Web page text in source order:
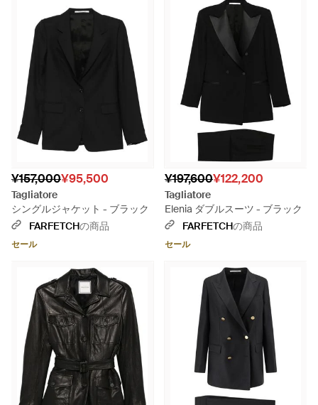
¥157,000¥95,500
Tagliatore
シングルジャケット - ブラック
FARFETCHの商品
セール
¥197,600¥122,200
Tagliatore
Elenia ダブルスーツ - ブラック
FARFETCHの商品
セール